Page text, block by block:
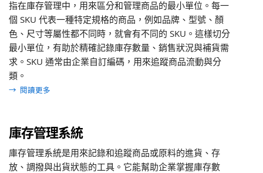
指在庫存管理中，用來區分和管理商品的最小單位。每一
個 SKU 代表一種特定規格的商品，例如品牌、型號、顏
色、尺寸等屬性都不同時，就會有不同的 SKU。這樣切分
最小單位，有助於精確記錄庫存數量、銷售狀況與補貨需
求。SKU 通常由企業自訂編碼，用來追蹤商品流動與分
類。
→ 閱讀更多
庫存管理系統
庫存管理系統是用來記錄和追蹤商品或原料的進貨、存
放、調撥與出貨狀態的工具。它能幫助企業掌握庫存數